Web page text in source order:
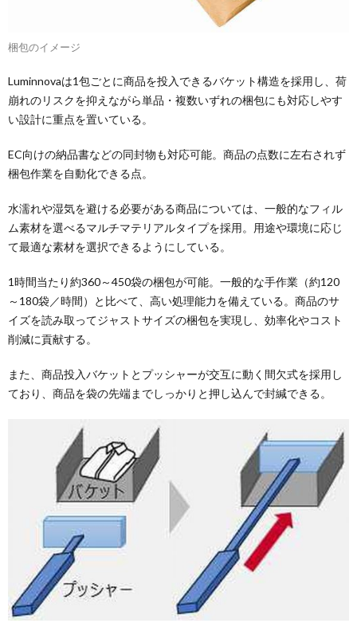
梱包のイメージ
Luminnovaは1包ごとに商品を投入できるバケット構造を採用し、荷
崩れのリスクを抑えながら単品・複数いずれの梱包にも対応しやす
い設計に重点を置いている。
EC向けの納品書などの同封物も対応可能。商品の点数に左右されず
梱包作業を自動化できる点。
水濡れや湿気を避ける必要がある商品については、一般的なフィル
ム素材を選べるマルチマテリアルタイプを採用。用途や環境に応じ
て最適な素材を選択できるようにしている。
1時間当たり約360～450袋の梱包が可能。一般的な手作業（約120
～180袋／時間）と比べて、高い処理能力を備えている。商品のサ
イズを読み取ってジャストサイズの梱包を実現し、効率化やコスト
削減に貢献する。
また、商品投入バケットとプッシャーが交互に動く間欠式を採用し
ており、商品を袋の先端までしっかりと押し込んで封緘できる。